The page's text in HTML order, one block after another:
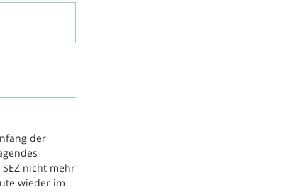
der
nicht mehr
wieder im